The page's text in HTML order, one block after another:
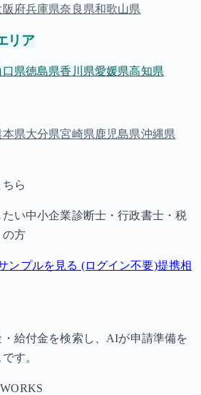
阪府兵庫県奈良県和歌山県
リア
口県徳島県香川県愛媛県高知県
本県大分県宮崎県鹿児島県沖縄県
ら
い中小企業診断士・行政書士・税
の方
ンプルを見る (ログイン不要)提携相
給付金を検索し、AIが申請準備を
す。